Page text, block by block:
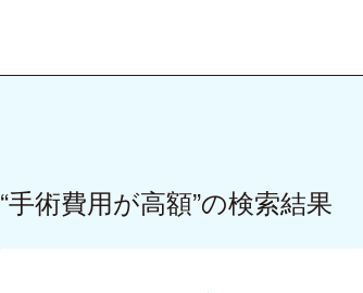
“手術費用が高額”の検索結果